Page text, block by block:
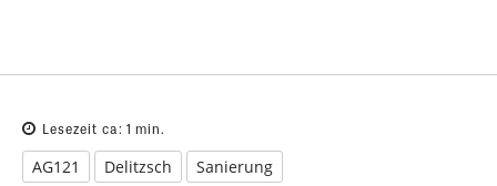
Lesezeit ca: 1 min.
AG121 Delitzsch Sanierung